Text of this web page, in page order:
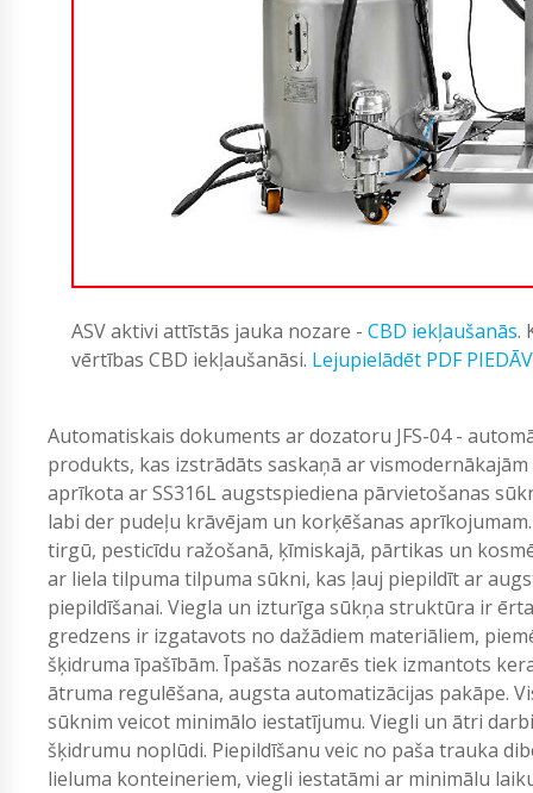
ASV aktivi attīstās jauka nozare - CBD iekļaušanās.
vērtības CBD iekļaušanāsi. Lejupielādēt PDF
Automatiskais dokuments ar dozatoru JFS-04 -
produkts, kas izstrādāts saskaņā ar
aprīkota ar SS316L augstspiediena pārvietošanas
labi der pudeļu krāvējam un korķēšanas
tirgū, pesticīdu ražošanā, ķīmiskajā, pārtikas un
ar liela tilpuma tilpuma sūkni, kas ļauj piepildīt ar
piepildīšanai. Viegla un izturīga sūkņa struktūra ir
gredzens ir izgatavots no dažādiem materiāliem,
šķidruma īpašībām. Īpašās nozarēs tiek izmantots
ātruma regulēšana, augsta automatizācijas pakāpe.
sūknim veicot minimālo iestatījumu. Viegli un ātri
šķidrumu noplūdi. Piepildīšanu veic no paša trauka
lieluma konteineriem, viegli iestatāmi ar minimālu